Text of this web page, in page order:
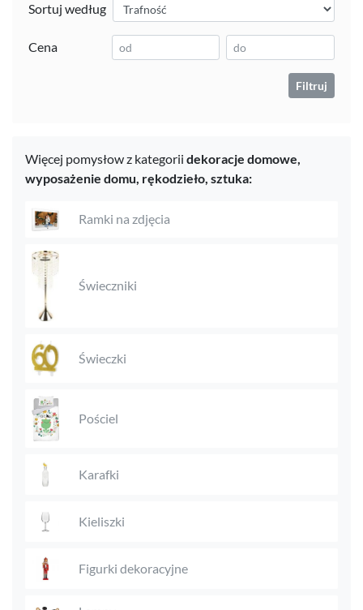
Sortuj według
Cena
Filtruj
Więcej pomysłow z kategorii dekoracje domowe,
wyposażenie domu, rękodzieło, sztuka:
Ramki na zdjęcia
Świeczniki
Świeczki
Pościel
Karafki
Kieliszki
Figurki dekoracyjne